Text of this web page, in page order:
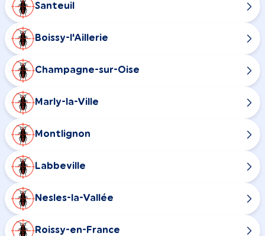
Santeuil
Boissy-l'Aillerie
Champagne-sur-Oise
Marly-la-Ville
Montlignon
Labbeville
Nesles-la-Vallée
Roissy-en-France